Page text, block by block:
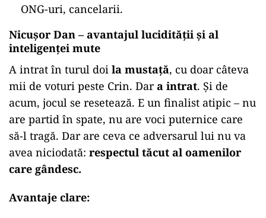
ONG-uri, cancelarii.
Nicușor Dan – avantajul lucidității și al
inteligenței mute
A intrat în turul doi la mustață, cu doar câteva
mii de voturi peste Crin. Dara intrat. Și de
acum, jocul se resetează. E un finalist atipic – nu
are partid în spate, nu are voci puternice care
să-l tragă. Dar are ceva ce adversarul lui nu va
avea niciodată: respectul tăcut al oamenilor
care gândesc.
Avantaje clare: